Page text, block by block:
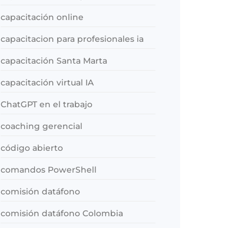
capacitación online
capacitacion para profesionales ia
capacitación Santa Marta
capacitación virtual IA
ChatGPT en el trabajo
coaching gerencial
código abierto
comandos PowerShell
comisión datáfono
comisión datáfono Colombia